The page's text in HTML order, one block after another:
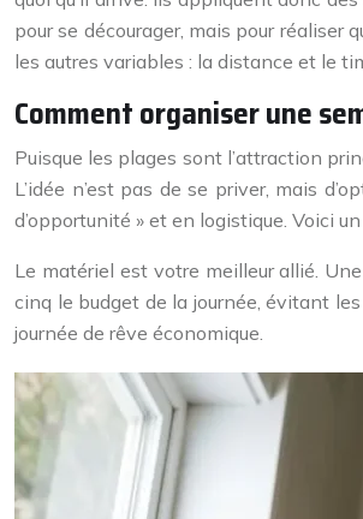
pour se décourager, mais pour réaliser
les autres variables : la distance et le
Comment organiser une
Puisque les plages sont l’attraction
L’idée n’est pas de se priver, mais
d’opportunité » et en logistique. Voici
Le matériel est votre meilleur allié.
cinq le budget de la journée, évitant
journée de rêve économique.